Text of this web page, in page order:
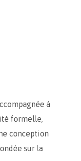
à
formelle,
conception
sur la